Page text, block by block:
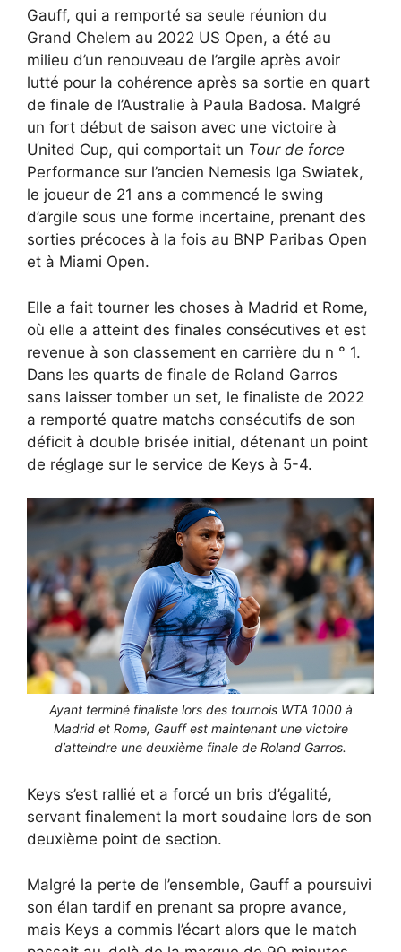
Gauff, qui a remporté sa seule réunion du
Grand Chelem au 2022 US Open, a été au
milieu d’un renouveau de l’argile après avoir
lutté pour la cohérence après sa sortie en quart
de finale de l’Australie à Paula Badosa. Malgré
un fort début de saison avec une victoire à
United Cup, qui comportait un Tour de force
Performance sur l’ancien Nemesis Iga Swiatek,
le joueur de 21 ans a commencé le swing
d’argile sous une forme incertaine, prenant des
sorties précoces à la fois au BNP Paribas Open
et à Miami Open.
Elle a fait tourner les choses à Madrid et Rome,
où elle a atteint des finales consécutives et est
revenue à son classement en carrière du n ° 1.
Dans les quarts de finale de Roland Garros
sans laisser tomber un set, le finaliste de 2022
a remporté quatre matchs consécutifs de son
déficit à double brisée initial, détenant un point
de réglage sur le service de Keys à 5-4.
Ayant terminé finaliste lors des tournois WTA 1000 à
Madrid et Rome, Gauff est maintenant une victoire
d’atteindre une deuxième finale de Roland Garros.
Keys s’est rallié et a forcé un bris d’égalité,
servant finalement la mort soudaine lors de son
deuxième point de section.
Malgré la perte de l’ensemble, Gauff a poursuivi
son élan tardif en prenant sa propre avance,
mais Keys a commis l’écart alors que le match